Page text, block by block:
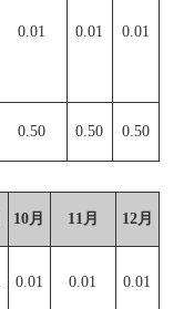
0.01 0.01 0.01
0.50 0.50 0.50
10月 11月 12月
0.01 0.01
0.01